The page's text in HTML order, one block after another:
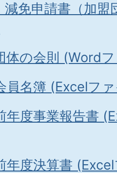
減免申請書（加
体の会則 (Word
員名簿 (Excelフ
年度事業報告書
年度決算書